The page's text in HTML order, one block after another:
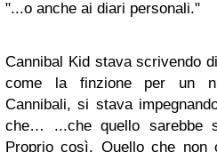
"...o anche ai diari personali."
Cannibal Kid stava scrivendo
come la finzione per un
Cannibali, si stava
che… ...che quello sarebbe
Proprio così. Quello che non